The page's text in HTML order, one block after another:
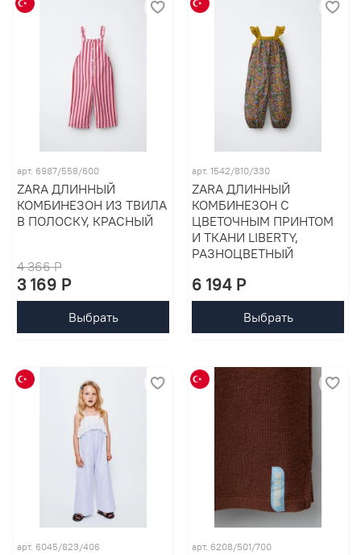
арт. 6987/558/600
ZARA ДЛИННЫЙ
КОМБИНЕЗОН ИЗ ТВИЛА
В ПОЛОСКУ, КРАСНЫЙ
4 366 P
3 169 P
Выбрать
арт. 1542/810/330
ZARA ДЛИННЫЙ
КОМБИНЕЗОН С
ЦВЕТОЧНЫМ ПРИНТОМ
И ТКАНИ LIBERTY,
РАЗНОЦВЕТНЫЙ
6 194 P
Выбрать
арт. 6045/823/406 арт. 6208/501/700